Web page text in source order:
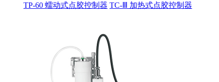
TP-60 蠕动式点胶控制器 TC-Ⅲ 加热式点胶控制器